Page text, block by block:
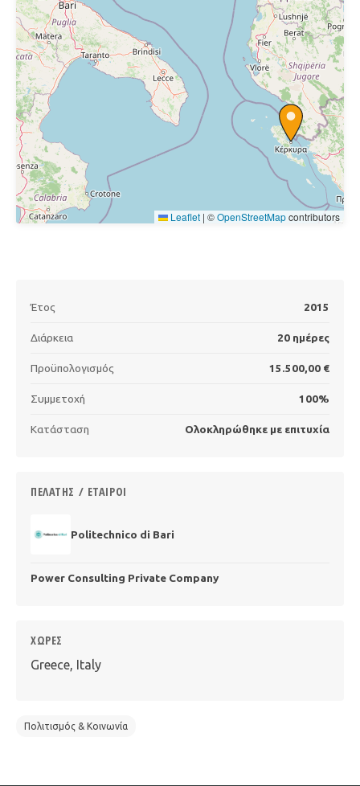
Leaflet | ©OpenStreetMapcontributors
Έτος 2015
Διάρκεια 20 ημέρες
Προϋπολογισμός 15.500,00 €
Συμμετοχή 100%
Κατάσταση Ολοκληρώθηκε με επιτυχία
ΠΕΛΆΤΗΣ / ΕΤΑΊΡΟΙ
Politechnico di Bari
Power Consulting Private Company
ΧΏΡΕΣ
Greece, Italy
Πολιτισμός & Κοινωνία